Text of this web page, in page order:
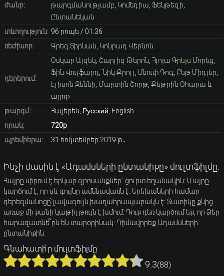
ժանր:
թարգմանությամբ Կոմեդիա Ֆենթեզի
Ընտանեկան
տևողություն: 96 րոպե / 01։36
ռեժիսոր:
Գրեգ Տիրնան Կոնրադ Վերնոն
դերերում:
Օսկար Այզեկ Շարլիզ Թերոն Հլոյա Գրեյս Մորեց
Ֆին Վուլֆարդ Նիկ Քրոլլ Սնուփ Դոգ Բեթ Միդլեր
Էլիսոն Ջեննի Մարտին Շորթ, Քեթրին Օհարա և
այլոք
թարգմ.:
Հայերեն, Русский, English
որակ:
720p
պրեմիերա:
31 հոկտեմբեր 2019 թ․
Ինչի մասին է «Ադամսների ընտանիքը» մուլտֆիլմը.
Հայրը սիրում է երկար զբոսանքներ` ցուրտ եղանակին: Մայրը
կարծում է, որ սև գույնը ամենավառն է: Երեխաների համար
գերեզմանոցը՝ լավագույն խաղահրապարակն է: Տատիկը քնից
առաջ մի քանի կաթիլ թույն է խմում։ Դուք դեռ կարծում եք, որ Ձեր
հարազատնե՞րն են տարօրինակ: Դիմավորեք Ադամսների
ընտանիքին:
Գնահատի՛ր մուլտֆիլմը
9.3(88)